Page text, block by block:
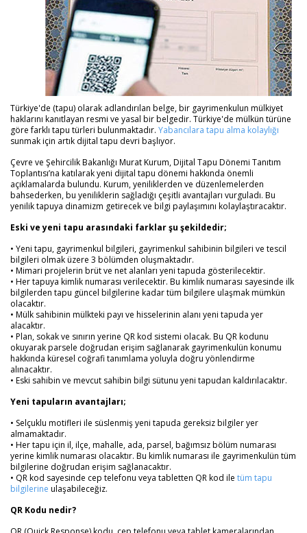
Türkiye'de (tapu) olarak adlandırılan belge, bir gayrimenkulun mülkiyet
haklarını kanıtlayan resmi ve yasal bir belgedir. Türkiye'de mülkün türüne
göre farklı tapu türleri bulunmaktadır. Yabancılara tapu alma kolaylığı
sunmak için artık dijital tapu devri başlıyor.
Çevre ve Şehircilik Bakanlığı Murat Kurum, Dijital Tapu Dönemi Tanıtım
Toplantısı’na katılarak yeni dijital tapu dönemi hakkında önemli
açıklamalarda bulundu. Kurum, yeniliklerden ve düzenlemelerden
bahsederken, bu yeniliklerin sağladığı çeşitli avantajları vurguladı. Bu
yenilik tapuya dinamizm getirecek ve bilgi paylaşımını kolaylaştıracaktır.
Eski ve yeni tapu arasındaki farklar şu şekildedir;
• Yeni tapu, gayrimenkul bilgileri, gayrimenkul sahibinin bilgileri ve tescil
bilgileri olmak üzere 3 bölümden oluşmaktadır.
• Mimari projelerin brüt ve net alanları yeni tapuda gösterilecektir.
• Her tapuya kimlik numarası verilecektir. Bu kimlik numarası sayesinde ilk
bilgilerden tapu güncel bilgilerine kadar tüm bilgilere ulaşmak mümkün
olacaktır.
• Mülk sahibinin mülkteki payı ve hisselerinin alanı yeni tapuda yer
alacaktır.
• Plan, sokak ve sınırın yerine QR kod sistemi olacak. Bu QR kodunu
okuyarak parsele doğrudan erişim sağlanarak gayrimenkulün konumu
hakkında küresel coğrafi tanımlama yoluyla doğru yönlendirme
alınacaktır.
• Eski sahibin ve mevcut sahibin bilgi sütunu yeni tapudan kaldırılacaktır.
Yeni tapuların avantajları;
• Selçuklu motifleri ile süslenmiş yeni tapuda gereksiz bilgiler yer
almamaktadır.
• Her tapu için il, ilçe, mahalle, ada, parsel, bağımsız bölüm numarası
yerine kimlik numarası olacaktır. Bu kimlik numarası ile gayrimenkulün tüm
bilgilerine doğrudan erişim sağlanacaktır.
• QR kod sayesinde cep telefonu veya tabletten QR kod ile tüm tapu
bilgilerine ulaşabileceğiz.
QR Kodu nedir?